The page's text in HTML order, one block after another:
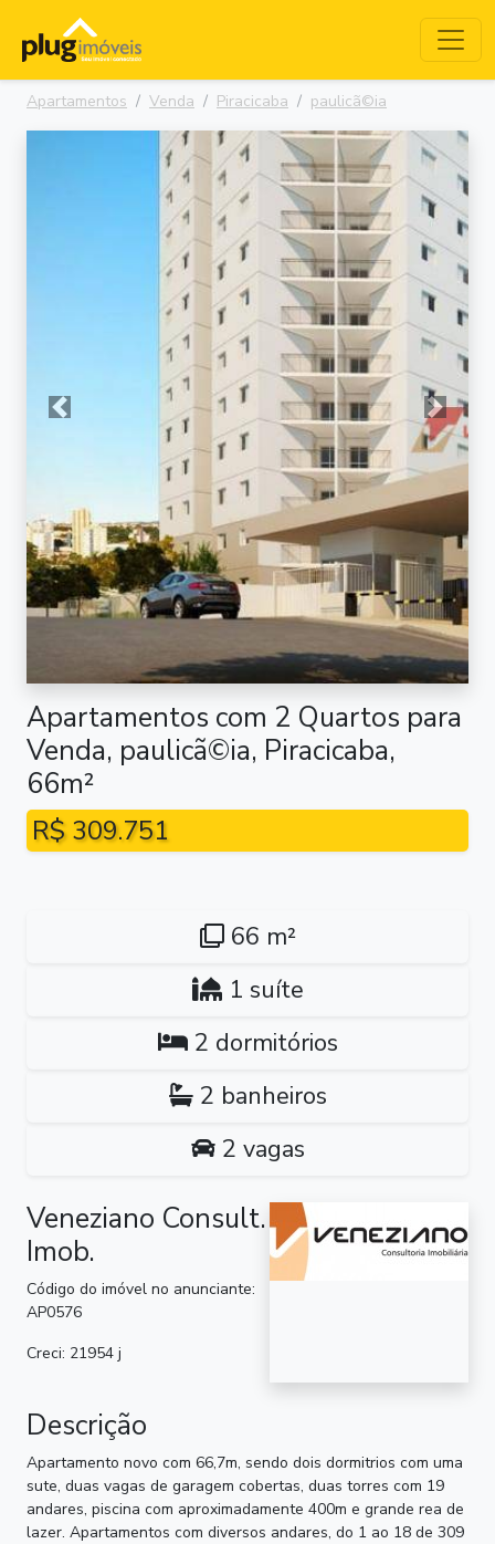
Apartamentos Venda Piracicaba paulicã©ia
Anterior Próxima
Apartamentos com 2 Quartos para
Venda, paulicã©ia, Piracicaba,
66m²
R$ 309.751
66 m²
1 suíte
2 dormitórios
2 banheiros
2 vagas
Veneziano Consult.
Imob.
Código do imóvel no anunciante:
AP0576
Creci: 21954 j
Descrição
Apartamento novo com 66,7m, sendo dois dormitrios com uma
sute, duas vagas de garagem cobertas, duas torres com 19
andares, piscina com aproximadamente 400m e grande rea de
lazer. Apartamentos com diversos andares, do 1 ao 18 de 309